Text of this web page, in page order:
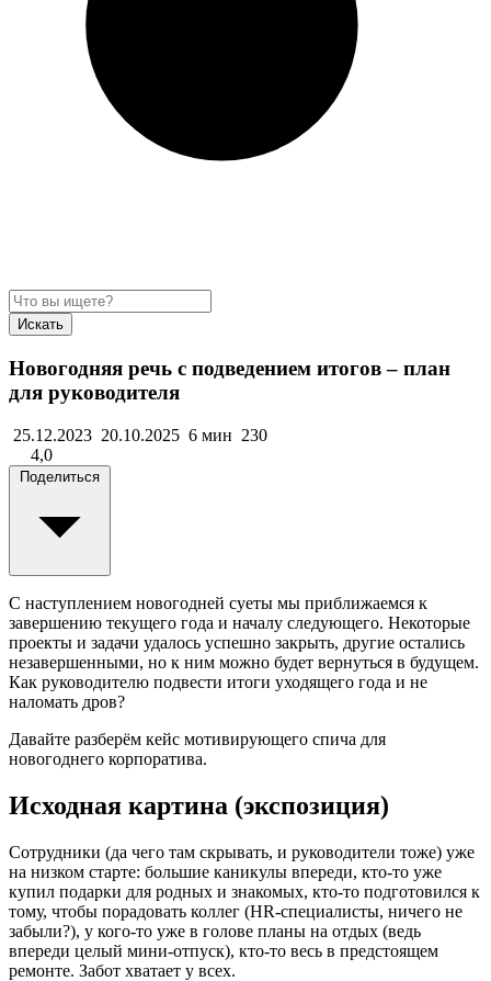
Искать
Новогодняя речь с подведением итогов – план
для руководителя
25.12.2023 20.10.2025 6 мин 230
4,0
Поделиться
С наступлением новогодней суеты мы приближаемся к
завершению текущего года и началу следующего. Некоторые
проекты и задачи удалось успешно закрыть, другие остались
незавершенными, но к ним можно будет вернуться в будущем.
Как руководителю подвести итоги уходящего года и не
наломать дров?
Давайте разберём кейс мотивирующего спича для
новогоднего корпоратива.
Исходная картина (экспозиция)
Сотрудники (да чего там скрывать, и руководители тоже) уже
на низком старте: большие каникулы впереди, кто-то уже
купил подарки для родных и знакомых, кто-то подготовился к
тому, чтобы порадовать коллег (HR-специалисты, ничего не
забыли?), у кого-то уже в голове планы на отдых (ведь
впереди целый мини-отпуск), кто-то весь в предстоящем
ремонте. Забот хватает у всех.